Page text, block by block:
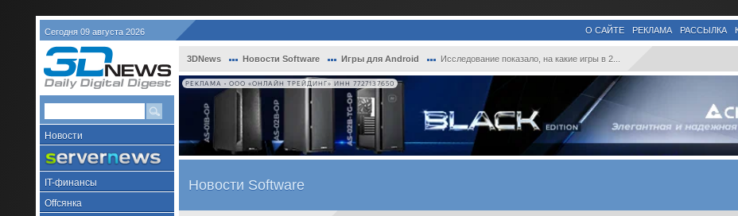
Сегодня 09 августа 2026 О САЙТЕ РЕКЛАМА РАССЫЛКА
Новости
IT-финансы
Offсянка
3DNews Новости Software Игры для Android Исследование показало, на какие игры в 2...
РЕКЛАМА • ООО «ОНЛАЙН ТРЕЙДИНГ» ИНН 7727137650
Новости Software